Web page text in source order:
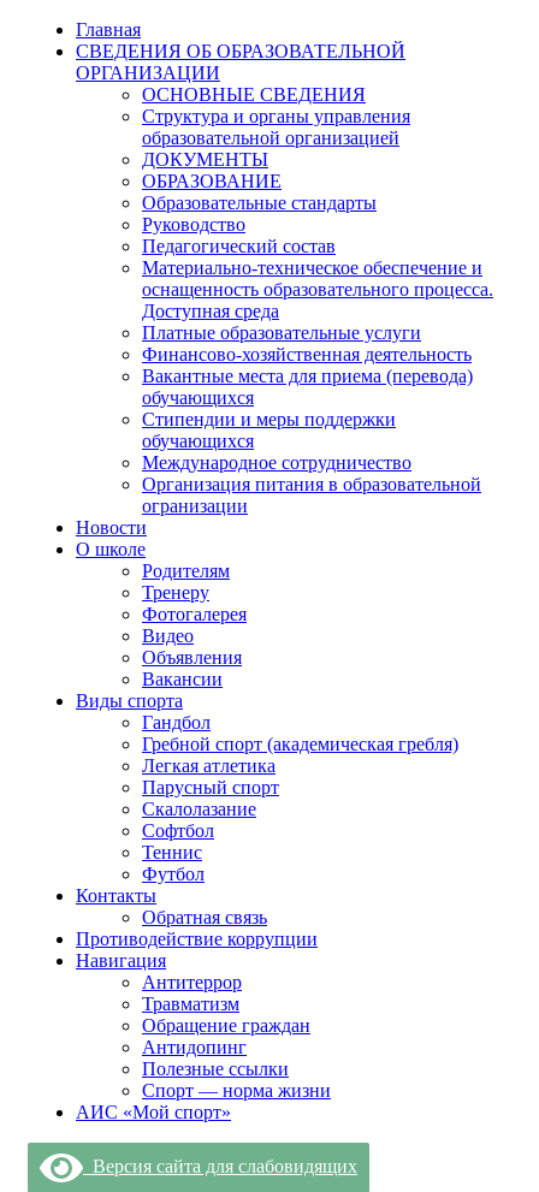
Главная
СВЕДЕНИЯ ОБ ОБРАЗОВАТЕЛЬНОЙ
ОРГАНИЗАЦИИ
ОСНОВНЫЕ СВЕДЕНИЯ
Структура и органы управления
образовательной организацией
ДОКУМЕНТЫ
ОБРАЗОВАНИЕ
Образовательные стандарты
Руководство
Педагогический состав
Материально-техническое обеспечение и
оснащенность образовательного процесса.
Доступная среда
Платные образовательные услуги
Финансово-хозяйственная деятельность
Вакантные места для приема (перевода)
обучающихся
Стипендии и меры поддержки
обучающихся
Международное сотрудничество
Организация питания в образовательной
огранизации
Новости
О школе
Родителям
Тренеру
Фотогалерея
Видео
Объявления
Вакансии
Виды спорта
Гандбол
Гребной спорт (академическая гребля)
Легкая атлетика
Парусный спорт
Скалолазание
Софтбол
Теннис
Футбол
Контакты
Обратная связь
Противодействие коррупции
Навигация
Антитеррор
Травматизм
Обращение граждан
Антидопинг
Полезные ссылки
Спорт — норма жизни
АИС «Мой спорт»
Версия сайта для слабовидящих